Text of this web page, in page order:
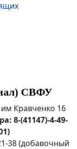
СВФУ
Кравченко 16
8-(41147)-4-49-
38 (добавочный